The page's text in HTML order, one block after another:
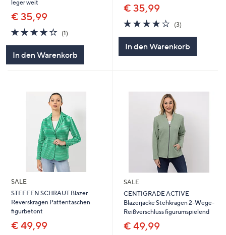
leger weit
€ 35,99
4.0
von
(1)1
In den Warenkorb
€ 35,99
4.0
von
(3)3
In den Warenkorb
SALE
STEFFEN SCHRAUT Blazer
Reverskragen Pattentaschen
figurbetont
€ 49,99
SALE
CENTIGRADE ACTIVE
Blazerjacke Stehkragen 2-Wege-
Reißverschluss figurumspielend
€ 49,99